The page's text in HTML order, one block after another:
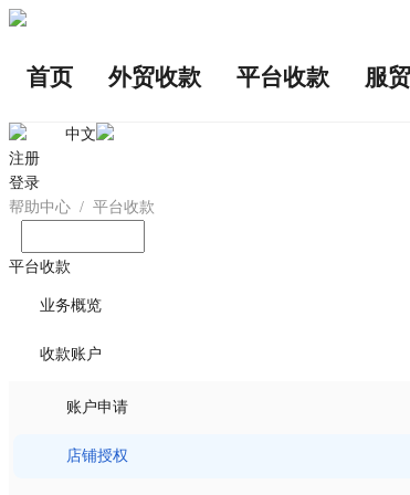
首页 外贸收款 平台收款 服
中文
注册
登录
帮助中心 / 平台收款
平台收款
业务概览
收款账户
账户申请
店铺授权